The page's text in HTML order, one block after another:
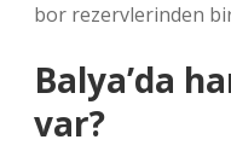
bor rezervlerinden
Balya’da
var?